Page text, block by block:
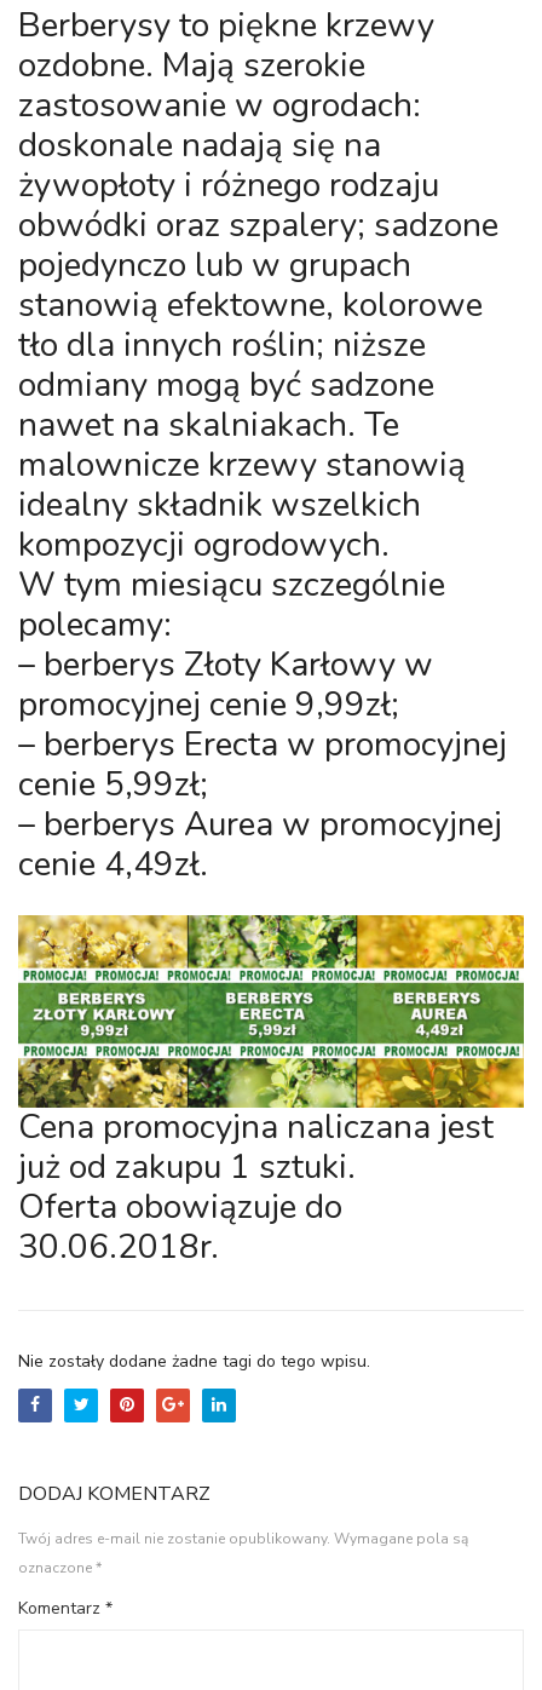
Berberysy to piękne krzewy
ozdobne. Mają szerokie
zastosowanie w ogrodach:
doskonale nadają się na
żywopłoty i różnego rodzaju
obwódki oraz szpalery; sadzone
pojedynczo lub w grupach
stanowią efektowne, kolorowe
tło dla innych roślin; niższe
odmiany mogą być sadzone
nawet na skalniakach. Te
malownicze krzewy stanowią
idealny składnik wszelkich
kompozycji ogrodowych.
W tym miesiącu szczególnie
polecamy:
– berberys Złoty Karłowy w
promocyjnej cenie 9,99zł;
– berberys Erecta w promocyjnej
cenie 5,99zł;
– berberys Aurea w promocyjnej
cenie 4,49zł.
Cena promocyjna naliczana jest
już od zakupu 1 sztuki.
Oferta obowiązuje do
30.06.2018r.
Nie zostały dodane żadne tagi do tego wpisu.
DODAJ KOMENTARZ
Twój adres e-mail nie zostanie opublikowany. Wymagane pola są
oznaczone*
Komentarz *